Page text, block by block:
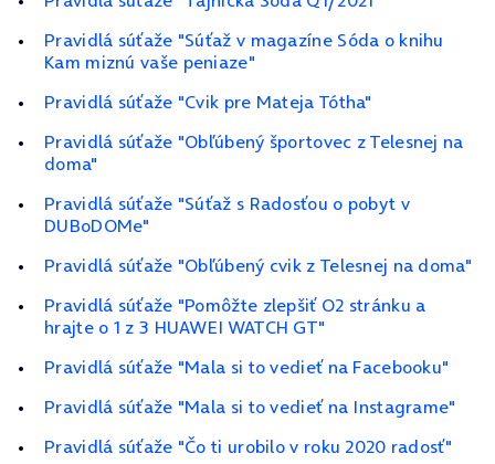
Pravidlá súťaže "Súťaž v magazíne Sóda o knihu
Kam miznú vaše peniaze"
Pravidlá súťaže "Cvik pre Mateja Tótha"
Pravidlá súťaže "Obľúbený športovec z Telesnej na
doma"
Pravidlá súťaže "Súťaž s Radosťou o pobyt v
DUBoDOMe"
Pravidlá súťaže "Obľúbený cvik z Telesnej na doma"
Pravidlá súťaže "Pomôžte zlepšiť O2 stránku a
hrajte o 1 z 3 HUAWEI WATCH GT"
Pravidlá súťaže "Mala si to vedieť na Facebooku"
Pravidlá súťaže "Mala si to vedieť na Instagrame"
Pravidlá súťaže "Čo ti urobilo v roku 2020 radosť"